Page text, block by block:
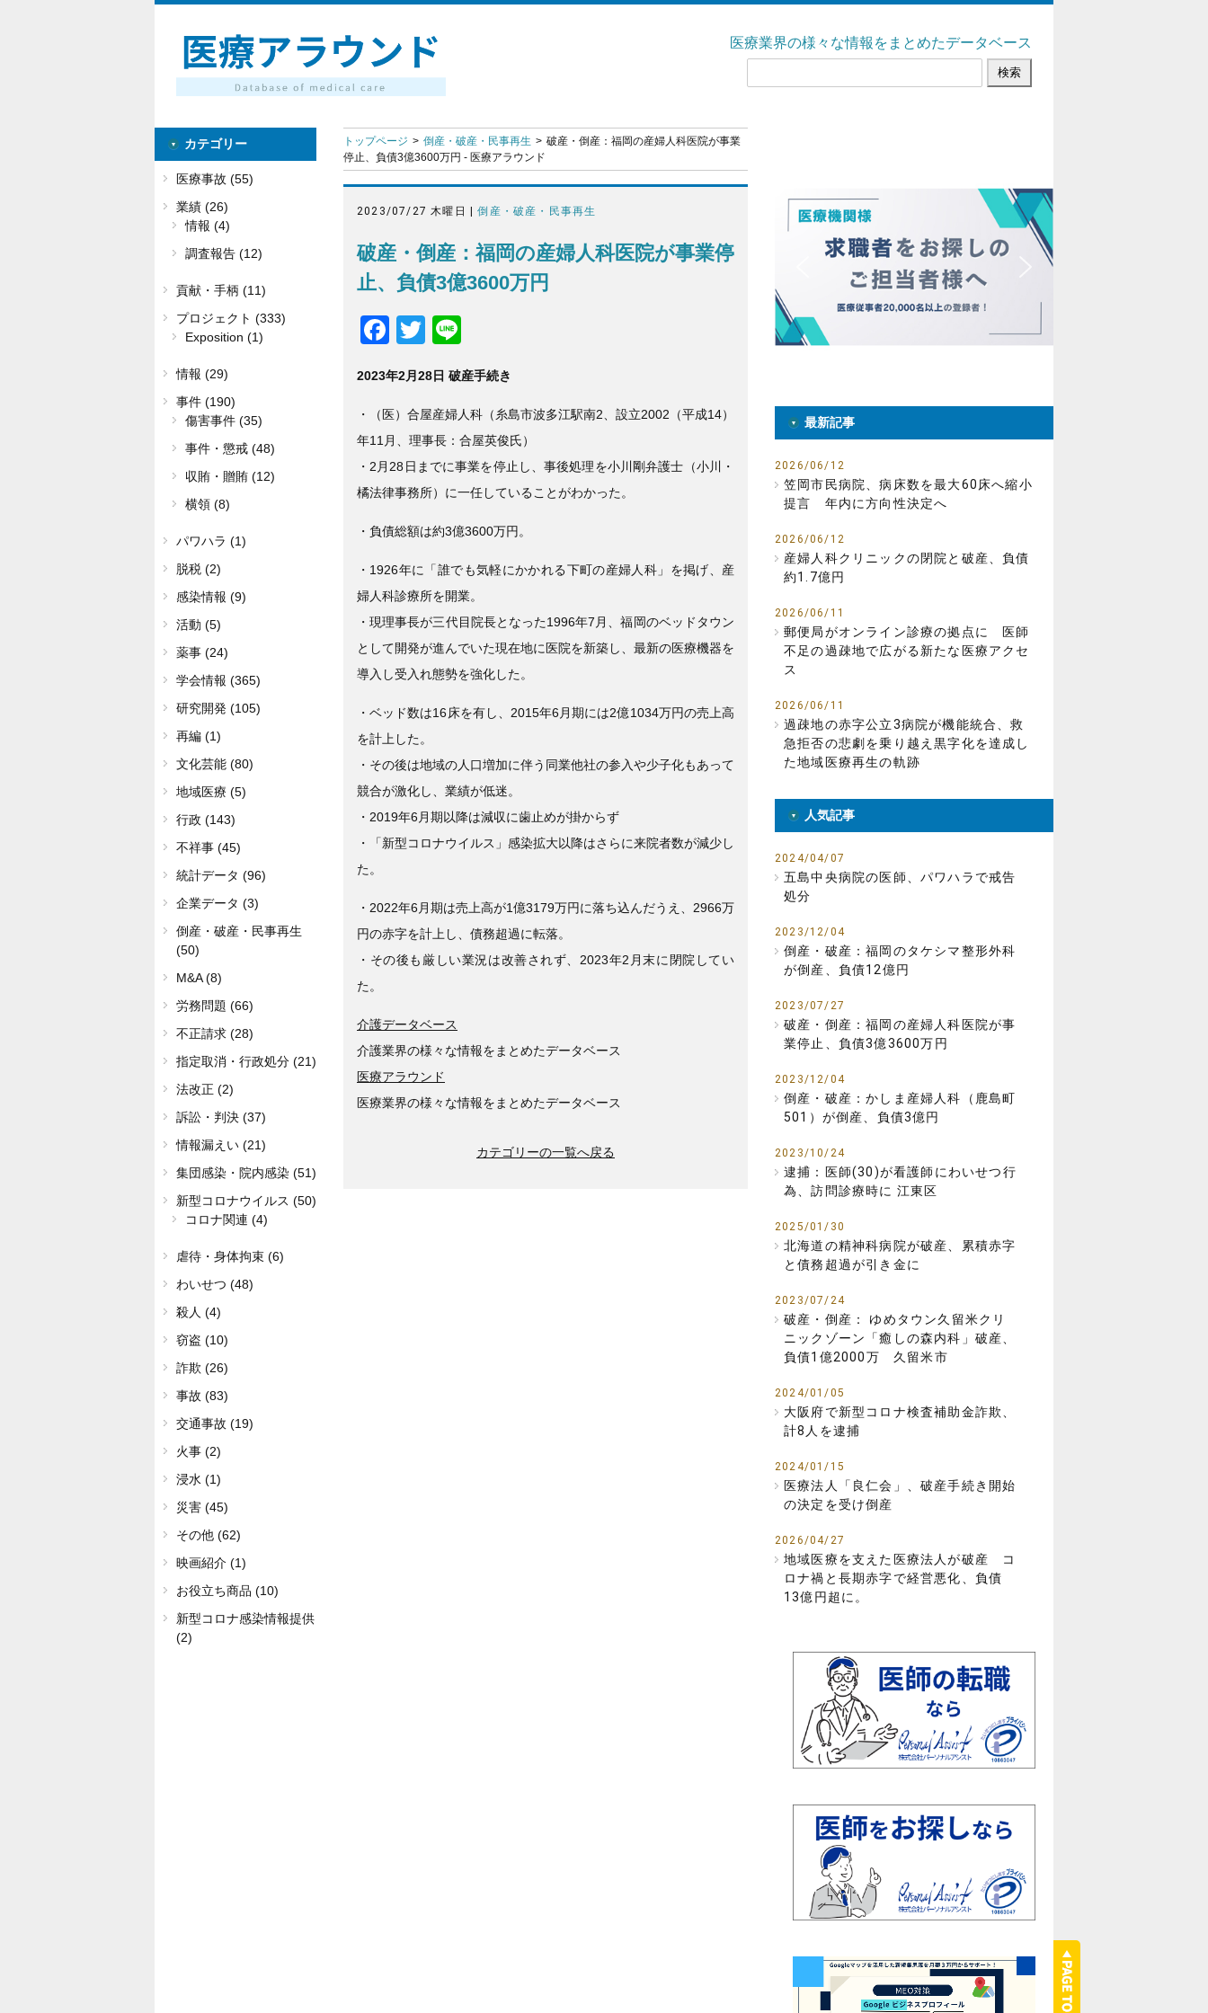
医療業界の様々な情報をまとめたデータベース
トップページ 倒産・破産・民事再生
破産・倒産：福岡の産婦人科医院が事業
停止、負債3億3600万円 - 医療アラウンド
2023/07/27 木曜日 |倒産・破産・民事再生
破産・倒産：福岡の産婦人科医院が事業停
止、負債3億3600万円
F
c
e
b
o
o
k
T
tt
er
e
2023年2月28日 破産手続き
・（医）合屋産婦人科（糸島市波多江駅南2、設立2002（平成14）
年11月、理事長：合屋英俊氏）
・2月28日までに事業を停止し、事後処理を小川剛弁護士（小川・
橘法律事務所）に一任していることがわかった。
・負債総額は約3億3600万円。
・1926年に「誰でも気軽にかかれる下町の産婦人科」を掲げ、産
婦人科診療所を開業。
・現理事長が三代目院長となった1996年7月、福岡のベッドタウン
として開発が進んでいた現在地に医院を新築し、最新の医療機器を
導入し受入れ態勢を強化した。
・ベッド数は16床を有し、2015年6月期には2億1034万円の売上高
を計上した。
・その後は地域の人口増加に伴う同業他社の参入や少子化もあって
競合が激化し、業績が低迷。
・2019年6月期以降は減収に歯止めが掛からず
・「新型コロナウイルス」感染拡大以降はさらに来院者数が減少し
た。
・2022年6月期は売上高が1億3179万円に落ち込んだうえ、2966万
円の赤字を計上し、債務超過に転落。
・その後も厳しい業況は改善されず、2023年2月末に閉院してい
た。
介護データベース
介護業界の様々な情報をまとめたデータベース
医療アラウンド
医療業界の様々な情報をまとめたデータベース
カテゴリーの一覧へ戻る
最新記事
2026/06/12
笠岡市民病院、病床数を最大60床へ縮小
提言 年内に方向性決定へ
2026/06/12
産婦人科クリニックの閉院と破産、負債
約1.7億円
2026/06/11
郵便局がオンライン診療の拠点に 医師
不足の過疎地で広がる新たな医療アクセ
ス
2026/06/11
過疎地の赤字公立3病院が機能統合、救
急拒否の悲劇を乗り越え黒字化を達成し
た地域医療再生の軌跡
人気記事
2024/04/07
五島中央病院の医師、パワハラで戒告
処分
2023/12/04
倒産・破産：福岡のタケシマ整形外科
が倒産、負債12億円
2023/07/27
破産・倒産：福岡の産婦人科医院が事
業停止、負債3億3600万円
2023/12/04
倒産・破産：かしま産婦人科（鹿島町
501）が倒産、負債3億円
2023/10/24
逮捕：医師(30)が看護師にわいせつ行
為、訪問診療時に 江東区
2025/01/30
北海道の精神科病院が破産、累積赤字
と債務超過が引き金に
2023/07/24
破産・倒産： ゆめタウン久留米クリ
ニックゾーン「癒しの森内科」破産、
負債1億2000万 久留米市
2024/01/05
大阪府で新型コロナ検査補助金詐欺、
計8人を逮捕
2024/01/15
医療法人「良仁会」、破産手続き開始
の決定を受け倒産
2026/04/27
地域医療を支えた医療法人が破産 コ
ロナ禍と長期赤字で経営悪化、負債
13億円超に。
カテゴリー
医療事故 (55)
業績 (26)
情報 (4)
調査報告 (12)
貢献・手柄 (11)
プロジェクト (333)
Exposition (1)
情報 (29)
事件 (190)
傷害事件 (35)
事件・懲戒 (48)
収賄・贈賄 (12)
横領 (8)
パワハラ (1)
脱税 (2)
感染情報 (9)
活動 (5)
薬事 (24)
学会情報 (365)
研究開発 (105)
再編 (1)
文化芸能 (80)
地域医療 (5)
行政 (143)
不祥事 (45)
統計データ (96)
企業データ (3)
倒産・破産・民事再生
(50)
M&A (8)
労務問題 (66)
不正請求 (28)
指定取消・行政処分 (21)
法改正 (2)
訴訟・判決 (37)
情報漏えい (21)
集団感染・院内感染 (51)
新型コロナウイルス (50)
コロナ関連 (4)
虐待・身体拘束 (6)
わいせつ (48)
殺人 (4)
窃盗 (10)
詐欺 (26)
事故 (83)
交通事故 (19)
火事 (2)
浸水 (1)
災害 (45)
その他 (62)
映画紹介 (1)
お役立ち商品 (10)
新型コロナ感染情報提供
(2)